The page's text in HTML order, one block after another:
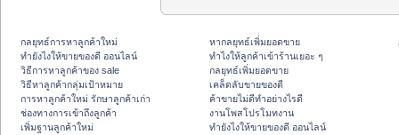
กลยุทธ์การหาลูกค้าใหม่
ทํายังไงให้ขายของดี ออนไลน์
วิธีการหาลูกค้าของ sale
วิธีหาลูกค้ากลุ่มเป้าหมาย
การหาลูกค้าใหม่ รักษาลูกค้าเก่า
ช่องทางการเข้าถึงลูกค้า
เพิ่มฐานลูกค้าใหม่
หากลยุทธ์เพิ่มยอดขาย
ทําไงให้ลูกค้าเข้าร้านเยอะ ๆ
กลยุทธ์เพิ่มยอดขาย
เคล็ดลับขายของดี
ค้าขายไม่ดีทำอย่างไรดี
งานโพสโปรโมทงาน
ทํายังไงให้ขายของดี ออนไลน์